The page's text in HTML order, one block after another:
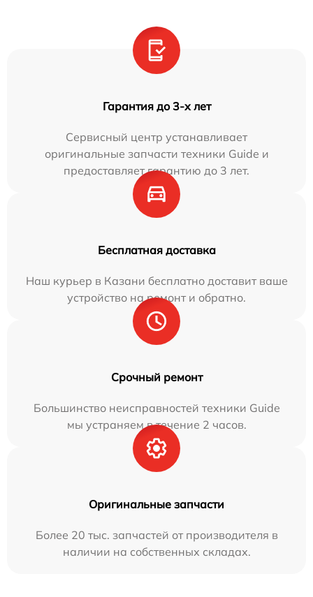
Гарантия до 3-х лет
Сервисный центр устанавливает
оригинальные запчасти техники Guide и
предоставляет гарантию до 3 лет.
Бесплатная доставка
Наш курьер в Казани бесплатно доставит ваше
устройство на ремонт и обратно.
Срочный ремонт
Большинство неисправностей техники Guide
мы устраняем в течение 2 часов.
Оригинальные запчасти
Более 20 тыс. запчастей от производителя в
наличии на собственных складах.